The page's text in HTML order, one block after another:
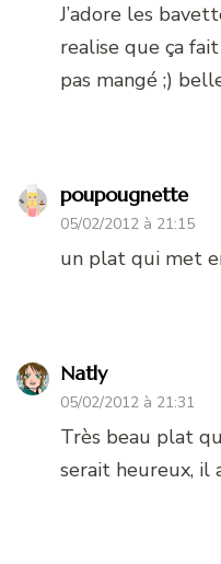
J’adore les
realise que ça fait
pas mangé ;)
poupougnette
05/02/2012 à 21:15
un plat qui met
Natly
05/02/2012 à 21:31
Très beau plat
serait heureux, il